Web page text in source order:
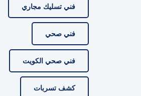
فني تسليك مجاري
فني صحي
فني صحي الكويت
كشف تسربات